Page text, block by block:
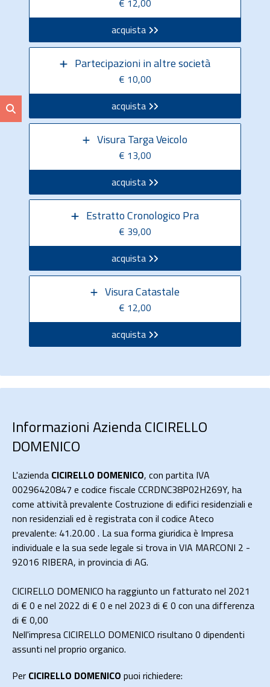
€ 12,00
acquista
Partecipazioni in altre società
€ 10,00
acquista
Visura Targa Veicolo
€ 13,00
acquista
Estratto Cronologico Pra
€ 39,00
acquista
Visura Catastale
€ 12,00
acquista
Informazioni Azienda CICIRELLO
DOMENICO
L'azienda CICIRELLO DOMENICO, con partita IVA
00296420847 e codice fiscale CCRDNC38P02H269Y, ha
come attività prevalente Costruzione di edifici residenziali e
non residenziali ed è registrata con il codice Ateco
prevalente: 41.20.00 . La sua forma giuridica è Impresa
individuale e la sua sede legale si trova in VIA MARCONI 2 -
92016 RIBERA, in provincia di AG.
CICIRELLO DOMENICO ha raggiunto un fatturato nel 2021
di € 0 e nel 2022 di € 0 e nel 2023 di € 0 con una differenza
di € 0,00
Nell'impresa CICIRELLO DOMENICO risultano 0 dipendenti
assunti nel proprio organico.
Per CICIRELLO DOMENICO puoi richiedere: